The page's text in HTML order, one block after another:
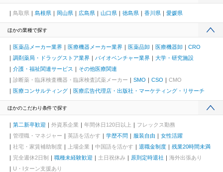
鳥取県 島根県 岡山県 広島県 山口県 徳島県 香川県 愛媛県
ほかの業種で探す
医薬品メーカー業界 医療機器メーカー業界 医薬品卸 医療機器卸
CRO
調剤薬局・ドラッグストア業界
バイオベンチャー業界
大学・研究施設
介護・福祉関連サービス
その他医療関連
診断薬・臨床検査機器・臨床検査試薬メーカー
SMO CSO
CMO
医療コンサルティング
医療広告代理店・出版社・マーケティング・リサーチ
ほかのこだわり条件で探す
第二新卒歓迎 外資系企業 年間休日120日以上
フレックス勤務
管理職・マネジャー
英語を活かす 学歴不問 服装自由
女性活躍
社宅・家賃補助制度
上場企業 中国語を活かす 退職金制度
残業20時間未満
完全週休2日制
職種未経験歓迎 土日祝休み 原則定時退社
海外出張あり
U・Iターン支援あり